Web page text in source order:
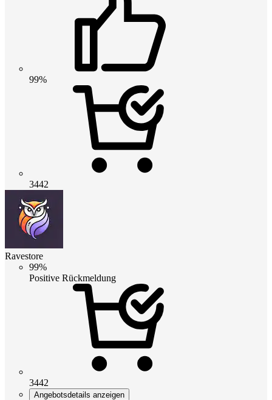
99%
3442
Ravestore
99%
Positive Rückmeldung
3442
Angebotsdetails anzeigen